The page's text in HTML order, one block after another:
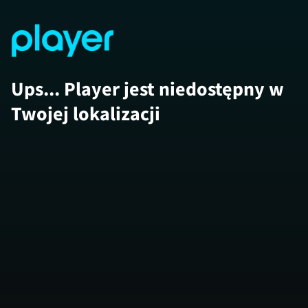
Ups... Player jest niedostępny w
Twojej lokalizacji